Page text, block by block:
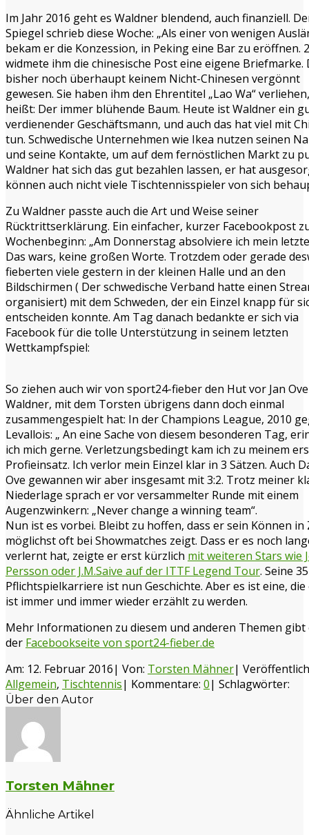
Im Jahr 2016 geht es Waldner blendend, auch finanziell.
Spiegel schrieb diese Woche: „Als einer von wenigen
bekam er die Konzession, in Peking eine Bar zu eröffnen.
widmete ihm die chinesische Post eine eigene Briefmarke.
bisher noch überhaupt keinem Nicht-Chinesen vergönnt
gewesen. Sie haben ihm den Ehrentitel „Lao Wa“
heißt: Der immer blühende Baum. Heute ist Waldner ein
verdienender Geschäftsmann, und auch das hat viel mit
tun. Schwedische Unternehmen wie Ikea nutzen seinen
und seine Kontakte, um auf dem fernöstlichen Markt zu
Waldner hat sich das gut bezahlen lassen, er hat
können auch nicht viele Tischtennisspieler von sich
Zu Waldner passte auch die Art und Weise seiner
Rücktrittserklärung. Ein einfacher, kurzer Facebookpost
Wochenbeginn: „Am Donnerstag absolviere ich mein
Das wars, keine großen Worte. Trotzdem oder gerade
fieberten viele gestern in der kleinen Halle und an den
Bildschirmen ( Der schwedische Verband hatte einen
organisiert) mit dem Schweden, der ein Einzel knapp für
entscheiden konnte. Am Tag danach bedankte er sich via
Facebook für die tolle Unterstützung in seinem letzten
Wettkampfspiel:
So ziehen auch wir von sport24-fieber den Hut vor Jan Ove
Waldner, mit dem Torsten übrigens dann doch einmal
zusammengespielt hat: In der Champions League, 2010
Levallois: „ An eine Sache von diesem besonderen Tag,
ich mich gerne. Verletzungsbedingt kam ich zu meinem
Profieinsatz. Ich verlor mein Einzel klar in 3 Sätzen. Auch
Ove gewannen wir aber insgesamt mit 3:2. Trotz meiner
Niederlage sprach er vor versammelter Runde mit einem
Augenzwinkern: „Never change a winning team“.
Nun ist es vorbei. Bleibt zu hoffen, dass er sein Können
möglichst oft bei Showmatches zeigt. Dass er es noch
verlernt hat, zeigte er erst kürzlich mit weiteren Stars wie
Persson oder J.M.Saive auf der ITTF Legend Tour. Seine
Pflichtspielkarriere ist nun Geschichte. Aber es ist eine,
ist immer und immer wieder erzählt zu werden.
Mehr Informationen zu diesem und anderen Themen gibt
der Facebookseite von sport24-fieber.de
Am: 12. Februar 2016| Von: Torsten Mähner|
Allgemein, Tischtennis| Kommentare: 0| Schlagwörter:
Über den Autor
Torsten Mähner
Ähnliche Artikel